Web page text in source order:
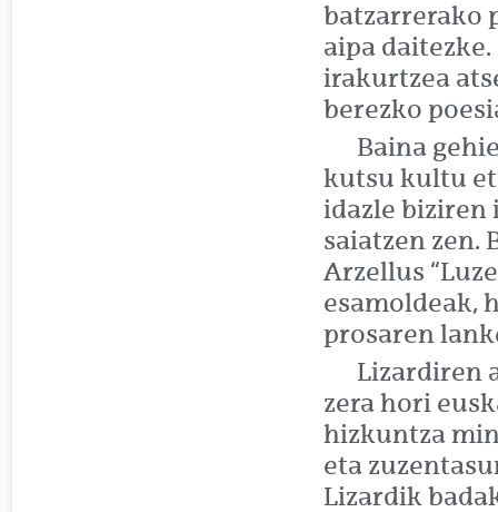
batzarrerako
aipa
irakurtzea
berezko
Baina
kutsu kultu
idazle
saiatzen zen.
Arzellus
esamoldeak,
prosaren
Lizardiren
zera hori
hizkuntza
eta
Lizardik